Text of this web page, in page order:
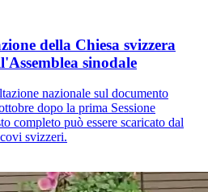
della Chiesa svizzera
sinodale
nazionale sul documento
dopo la prima Sessione
completo può essere scaricato dal
svizzeri.